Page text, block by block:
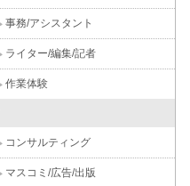
事務/アシスタント
ライター/編集/記者
作業体験
コンサルティング
マスコミ/広告/出版